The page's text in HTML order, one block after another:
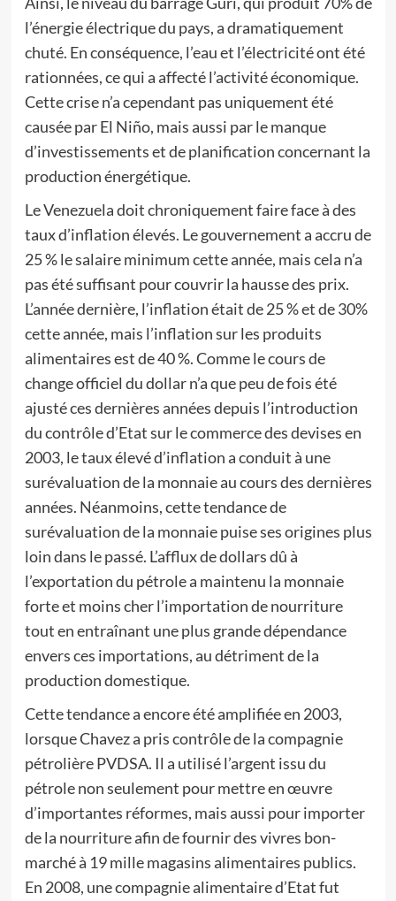
l’énergie électrique du pays, a dramatiquement
chuté. En conséquence, l’eau et l’électricité ont été
rationnées, ce qui a affecté l’activité économique.
Cette crise n’a cependant pas uniquement été
causée par El Niño, mais aussi par le manque
d’investissements et de planification concernant la
production énergétique.
Le Venezuela doit chroniquement faire face à des
taux d’inflation élevés. Le gouvernement a accru de
25 % le salaire minimum cette année, mais cela n’a
pas été suffisant pour couvrir la hausse des prix.
L’année dernière, l’inflation était de 25 % et de 30%
cette année, mais l’inflation sur les produits
alimentaires est de 40 %. Comme le cours de
change officiel du dollar n’a que peu de fois été
ajusté ces dernières années depuis l’introduction
du contrôle d’Etat sur le commerce des devises en
2003, le taux élevé d’inflation a conduit à une
surévaluation de la monnaie au cours des dernières
années. Néanmoins, cette tendance de
surévaluation de la monnaie puise ses origines plus
loin dans le passé. L’afflux de dollars dû à
l’exportation du pétrole a maintenu la monnaie
forte et moins cher l’importation de nourriture
tout en entraînant une plus grande dépendance
envers ces importations, au détriment de la
production domestique.
Cette tendance a encore été amplifiée en 2003,
lorsque Chavez a pris contrôle de la compagnie
pétrolière PVDSA. Il a utilisé l’argent issu du
pétrole non seulement pour mettre en œuvre
d’importantes réformes, mais aussi pour importer
de la nourriture afin de fournir des vivres bon-
marché à 19 mille magasins alimentaires publics.
En 2008, une compagnie alimentaire d’Etat fut